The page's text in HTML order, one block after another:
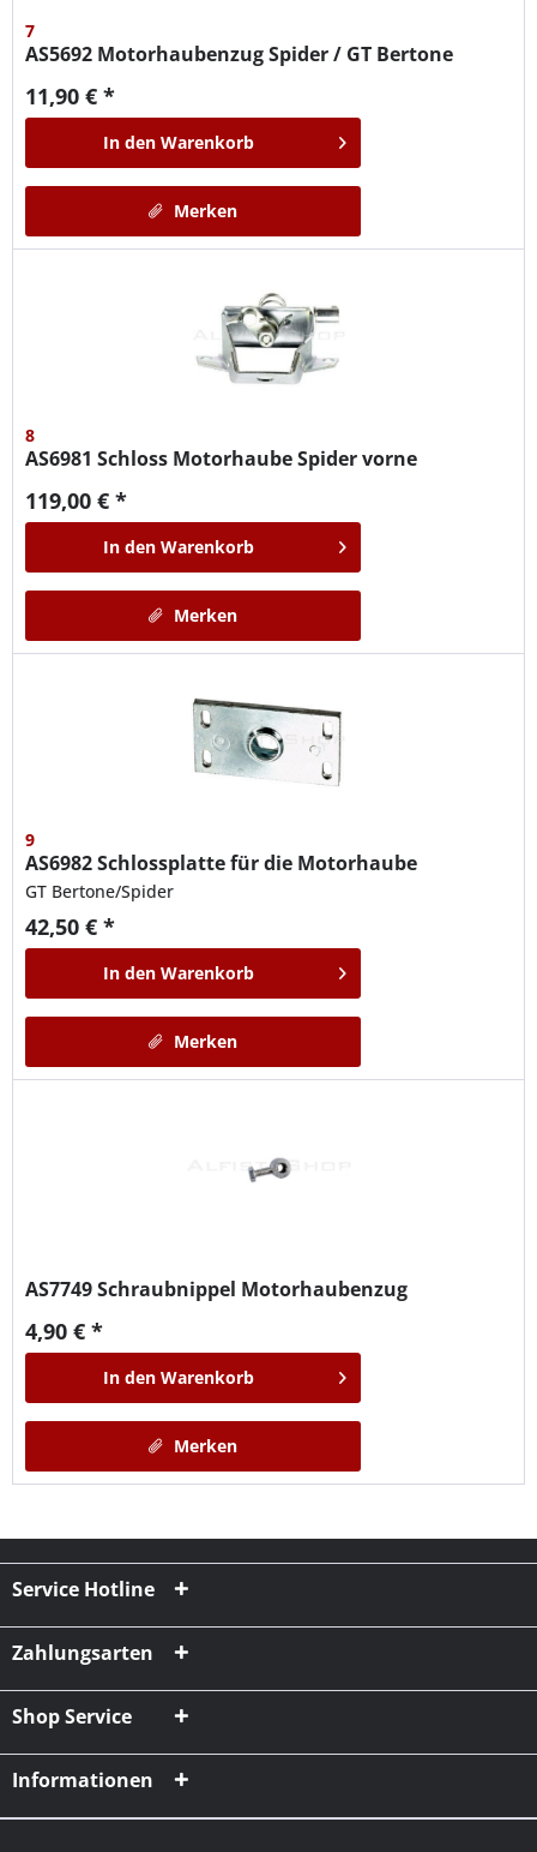
7
AS5692 Motorhaubenzug Spider / GT Bertone
11,90 € *
In den Warenkorb
Merken
8
AS6981Schloss Motorhaube Spider vorne
119,00 € *
In den Warenkorb
Merken
9
AS6982Schlossplatte für die Motorhaube
GT Bertone/Spider
42,50 € *
In den Warenkorb
Merken
AS7749Schraubnippel Motorhaubenzug
4,90 € *
In den Warenkorb
Merken
Service Hotline
Zahlungsarten
Shop Service
Informationen